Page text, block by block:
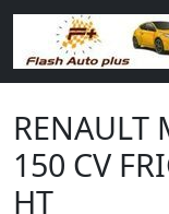
RENAULT
150 CV
HT